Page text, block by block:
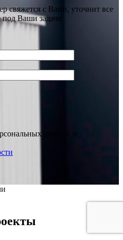
свяжется с Вами, уточнит все
Ваши задачи
данных и